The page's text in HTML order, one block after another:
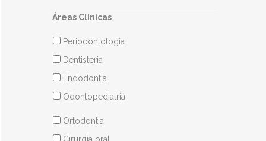
Áreas Clínicas
Periodontologia
Dentisteria
Endodontia
Odontopediatria
Áreas
Clínicas
Ortodontia